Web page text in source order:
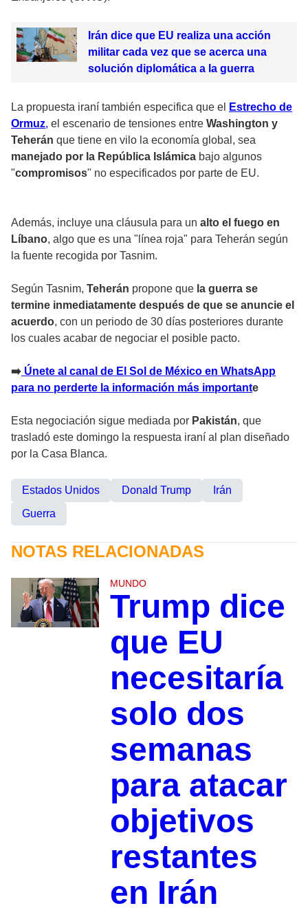
Irán dice que EU realiza una acción
militar cada vez que se acerca una
solución diplomática a la guerra
La propuesta iraní también especifica que el
Estrecho de
Ormuz, el escenario de tensiones entre Washington y
Teherán que tiene en vilo la economía global, sea
manejado por la República Islámica bajo algunos
"compromisos" no especificados por parte de EU.
Además, incluye una cláusula para un alto el fuego en
Líbano, algo que es una "línea roja" para Teherán según
la fuente recogida por Tasnim.
Según Tasnim, Teherán propone que la guerra se
termine inmediatamente después de que se anuncie el
acuerdo, con un periodo de 30 días posteriores durante
los cuales acabar de negociar el posible pacto.
➡️ Únete al canal de El Sol de México en WhatsApp
para no perderte la información más importante
Esta negociación sigue mediada por Pakistán, que
trasladó este domingo la respuesta iraní al plan diseñado
por la Casa Blanca.
Estados Unidos Donald Trump
Irán
Guerra
NOTAS RELACIONADAS
MUNDO
Trump dice
que EU
necesitaría
solo dos
semanas
para atacar
objetivos
restantes
en Irán